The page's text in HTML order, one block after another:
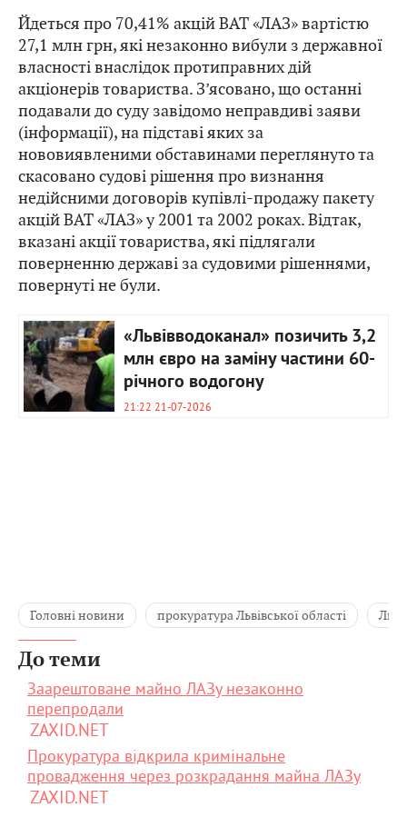
Йдеться про 70,41% акцій ВАТ «ЛАЗ» вартістю
27,1 млн грн, які незаконно вибули з державної
власності внаслідок протиправних дій
акціонерів товариства. З’ясовано, що останні
подавали до суду завідомо неправдиві заяви
(інформації), на підставі яких за
нововиявленими обставинами переглянуто та
скасовано судові рішення про визнання
недійсними договорів купівлі-продажу пакету
акцій ВАТ «ЛАЗ» у 2001 та 2002 роках. Відтак,
вказані акції товариства, які підлягали
поверненню державі за судовими рішеннями,
повернуті не були.
«Львівводоканал» позичить 3,2
млн євро на заміну частини 60-
річного водогону
21:22 21-07-2026
Головні новини прокуратура Львівської області
До теми
Заарештоване майно ЛАЗу незаконно
перепродали
ZAXID.NET
Прокуратура відкрила кримінальне
провадження через розкрадання майна ЛАЗу
ZAXID.NET